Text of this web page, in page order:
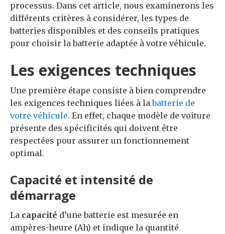
processus. Dans cet article, nous examinerons les
différents critères à considérer, les types de
batteries disponibles et des conseils pratiques
pour choisir la batterie adaptée à votre véhicule.
Les exigences techniques
Une première étape consiste à bien comprendre
les exigences techniques liées à labatterie de
votre véhicule. En effet, chaque modèle de voiture
présente des spécificités qui doivent être
respectées pour assurer un fonctionnement
optimal.
Capacité et intensité de
démarrage
La capacité d’une batterie est mesurée en
ampères-heure (Ah) et indique la quantité